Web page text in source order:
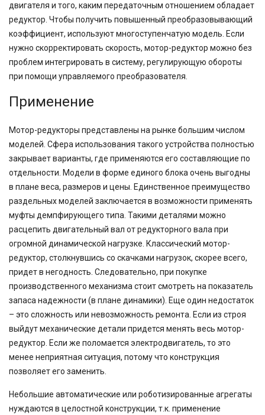
двигателя и того, каким передаточным отношением обладает
редуктор. Чтобы получить повышенный преобразовывающий
коэффициент, используют многоступенчатую модель. Если
нужно скорректировать скорость, мотор-редуктор можно без
проблем интегрировать в систему, регулирующую обороты
при помощи управляемого преобразователя.
Применение
Мотор-редукторы представлены на рынке большим числом
моделей. Сфера использования такого устройства полностью
закрывает варианты, где применяются его составляющие по
отдельности. Модели в форме единого блока очень выгодны
в плане веса, размеров и цены. Единственное преимущество
раздельных моделей заключается в возможности применять
муфты демпфирующего типа. Такими деталями можно
расцепить двигательный вал от редукторного вала при
огромной динамической нагрузке. Классический мотор-
редуктор, столкнувшись со скачками нагрузок, скорее всего,
придет в негодность. Следовательно, при покупке
производственного механизма стоит смотреть на показатель
запаса надежности (в плане динамики). Еще один недостаток
– это сложность или невозможность ремонта. Если из строя
выйдут механические детали придется менять весь мотор-
редуктор. Если же поломается электродвигатель, то это
менее неприятная ситуация, потому что конструкция
позволяет его заменить.
Небольшие автоматические или роботизированные агрегаты
нуждаются в целостной конструкции, т.к. применение